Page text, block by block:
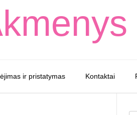
ir pristatymas Kontaktai